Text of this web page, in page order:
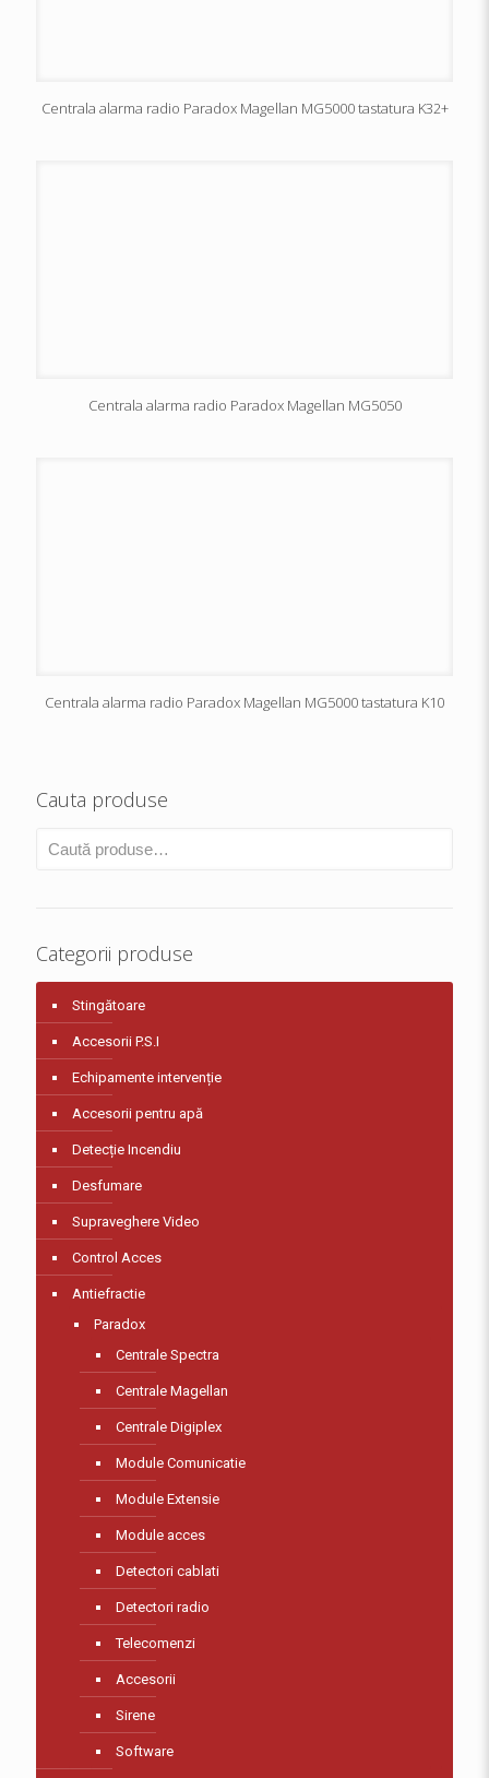
Centrala alarma radio Paradox Magellan MG5000 tastatura K32+
Centrala alarma radio Paradox Magellan MG5050
Centrala alarma radio Paradox Magellan MG5000 tastatura K10
Cauta produse
Categorii produse
Stingătoare
Accesorii P.S.I
Echipamente intervenție
Accesorii pentru apă
Detecție Incendiu
Desfumare
Supraveghere Video
Control Acces
Antiefractie
Paradox
Centrale Spectra
Centrale Magellan
Centrale Digiplex
Module Comunicatie
Module Extensie
Module acces
Detectori cablati
Detectori radio
Telecomenzi
Accesorii
Sirene
Software